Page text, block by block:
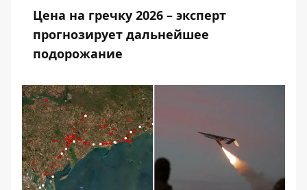
Цена на гречку 2026 – эксперт
прогнозирует дальнейшее
подорожание